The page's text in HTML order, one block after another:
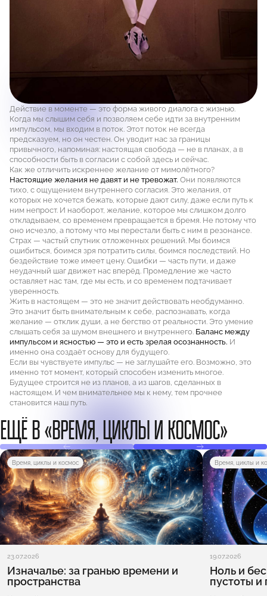
Действие в моменте — это форма живого диалога с жизнью.
Когда мы слышим себя и позволяем себе идти за внутренним
импульсом, мы входим в поток. Этот поток не всегда
предсказуем, но он честен. Он уводит нас за границы
привычного, напоминая: настоящая свобода — не в планах, а в
способности быть в согласии с собой здесь и сейчас.
Как же отличить искреннее желание от мимолётного?
Настоящие желания не давят и не тревожат.Они появляются
тихо, с ощущением внутреннего согласия. Это желания, от
которых не хочется бежать, которые дают силу, даже если путь к
ним непрост. И наоборот, желание, которое мы слишком долго
откладываем, со временем превращается в бремя. Не потому что
оно исчезло, а потому что мы перестали быть с ним в резонансе.
Страх — частый спутник отложенных решений. Мы боимся
ошибиться, боимся зря потратить силы, боимся последствий. Но
бездействие тоже имеет цену. Ошибки — часть пути, и даже
неудачный шаг движет нас вперёд. Промедление же часто
оставляет нас там, где мы есть, и со временем подтачивает
уверенность.
Жить в настоящем — это не значит действовать необдуманно.
Это значит быть внимательным к себе, распознавать, когда
желание — отклик души, а не бегство от реальности. Это умение
слышать себя за шумом внешнего и внутреннего. Баланс между
импульсом и ясностью — это и есть зрелая осознанность. И
именно она создаёт основу для будущего.
Если вы чувствуете импульс — не заглушайте его. Возможно, это
именно тот момент, который способен изменить многое.
Будущее строится не из планов, а из шагов, сделанных в
настоящем. И чем внимательнее мы к нему, тем прочнее
становится наш путь.
ЕЩЁ В «ВРЕМЯ, ЦИКЛЫ И КОСМОС»
Время, циклы и космос
23.07.2026
Изначалье: за гранью времени и
пространства
Время, циклы и
19.07.2026
Ноль и
пустоты и